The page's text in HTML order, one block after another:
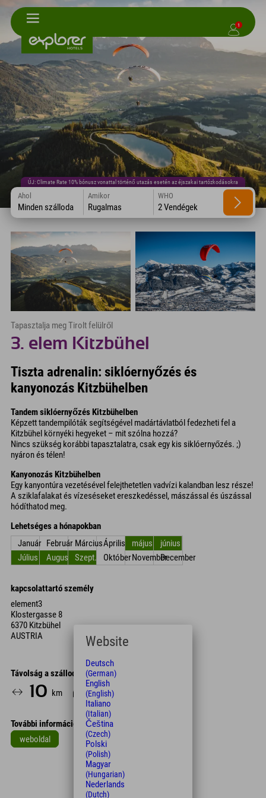
1
ÚJ: Climate Rate 10% bónusz vonattal történő utazás esetén az éjszakai tartózkodásokra
Ahol
Minden szálloda
Amikor
Rugalmas
WHO
2 Vendégek
Tapasztalja meg Tirolt felülről
3. elem Kitzbühel
Tiszta adrenalin: siklóernyőzés és
kanyonozás Kitzbühelben
Tandem siklóernyőzés Kitzbühelben
Képzett tandempilóták segítségével madártávlatból fedezheti fel a
Kitzbühel környéki hegyeket – mit szólna hozzá?
Nincs szükség korábbi tapasztalatra, csak egy kis siklóernyőzés. ;)
nyáron és télen!
Kanyonozás Kitzbühelben
Egy kanyontúra vezetésével felejthetetlen vadvízi kalandban lesz része!
A sziklafalakat és vízeséseket ereszkedéssel, mászással és úszással
hódíthatod meg.
Lehetséges a hónapokban
Január Február MárciusÁprilis május
június
Július
AugusztusSzept. OktóberNovemberDecember
kapcsolattartó személy
element3
Klostergasse 8
6370 Kitzbühel
AUSTRIA
Távolság a szállodától
10 km 14 Min.
További információk
weboldal
Website
Deutsch
(German)
English
(English)
Italiano
(Italian)
Čeština
(Czech)
Polski
(Polish)
Magyar
(Hungarian)
Nederlands
(Dutch)